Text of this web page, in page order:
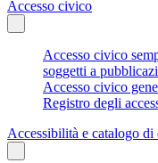
Accesso civico
Accesso civico
soggetti a
Accesso civico
Registro degli
Accessibilità e catalogo di